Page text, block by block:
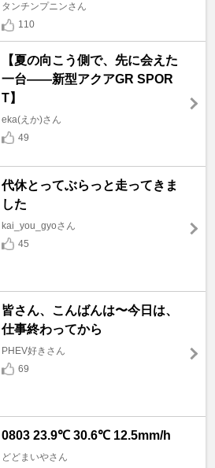
タンチンプニンさん
110
【夏の向こう側で、先に会えた
一台――新型アクアGR SPOR
T】
eka(えか)さん
49
代休とってぶらっと走ってきま
した
kai_you_gyoさん
45
皆さん、こんばんは〜今日は、
仕事終わってから
PHEV好きさん
69
0803 23.9℃ 30.6℃ 12.5mm/h
どどまいやさん